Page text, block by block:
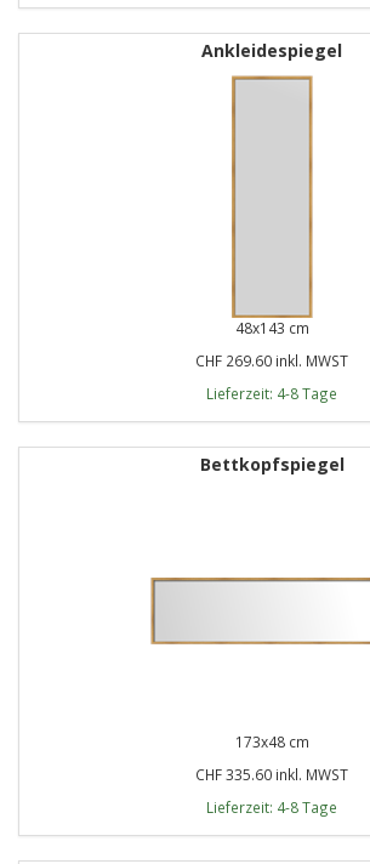
Ankleidespiegel
48x143 cm
CHF 269.60 inkl. MWST
Lieferzeit: 4-8 Tage
Bettkopfspiegel
173x48 cm
CHF 335.60 inkl. MWST
Lieferzeit: 4-8 Tage